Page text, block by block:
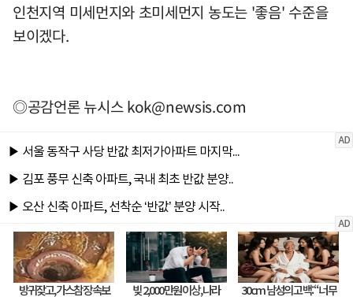
인천지역 미세먼지와 초미세먼지 농도는 '좋음' 수준을
보이겠다.
◎공감언론 뉴시스kok@newsis.com